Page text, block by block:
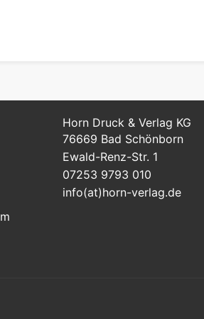
Horn Druck & Verlag KG
76669 Bad Schönborn
Ewald-Renz-Str. 1
07253 9793 010
info(at)horn-verlag.de